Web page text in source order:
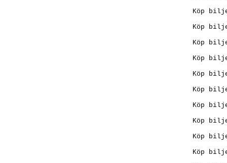
Köp
Köp
Köp
Köp
Köp
Köp
Köp
Köp
Köp
Köp